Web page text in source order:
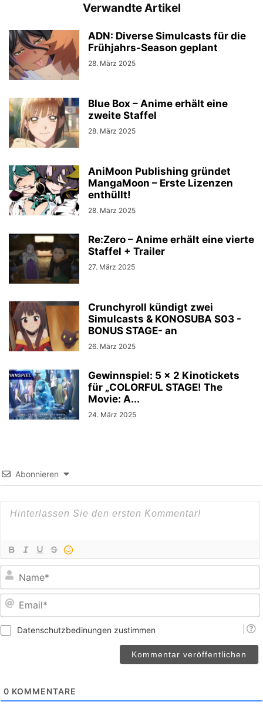
Verwandte Artikel
ADN: Diverse Simulcasts für die
Frühjahrs-Season geplant
28. März 2025
Blue Box – Anime erhält eine
zweite Staffel
28. März 2025
AniMoon Publishing gründet
MangaMoon – Erste Lizenzen
enthüllt!
28. März 2025
Re:Zero – Anime erhält eine vierte
Staffel + Trailer
27. März 2025
Crunchyroll kündigt zwei
Simulcasts & KONOSUBA S03 -
BONUS STAGE- an
26. März 2025
Gewinnspiel: 5 x 2 Kinotickets
für „COLORFUL STAGE! The
Movie: A...
24. März 2025
Abonnieren
Datenschutzbedinungen zustimmen
0 KOMMENTARE